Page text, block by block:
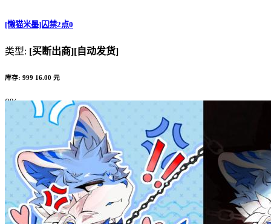
[懒猫米墨]囚禁2点0
类型: [买断出商][自动发货]
库存: 999 16.00 元
0%
Complete